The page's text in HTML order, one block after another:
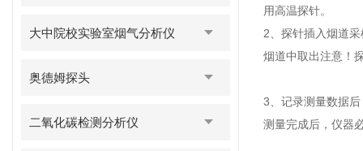
大中院校实验室烟气分析仪
奥德姆探头
二氧化碳检测分析仪
用高温探针。
2、探针插入烟道
烟道中取出注意！
3、记录测量数据
测量完成后，仪器